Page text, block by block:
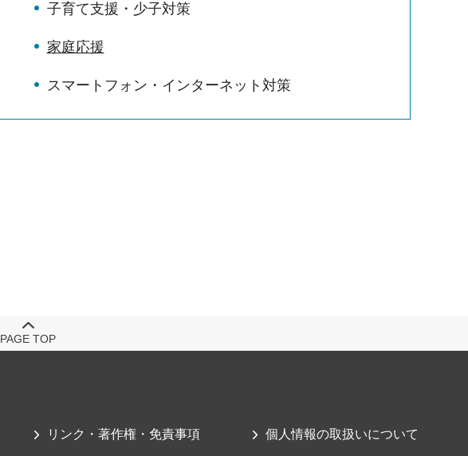
子育て支援・少子対策
家庭応援
スマートフォン・インターネット対策
PAGE TOP
リンク・著作権・免責事項 個人情報の取扱いについて